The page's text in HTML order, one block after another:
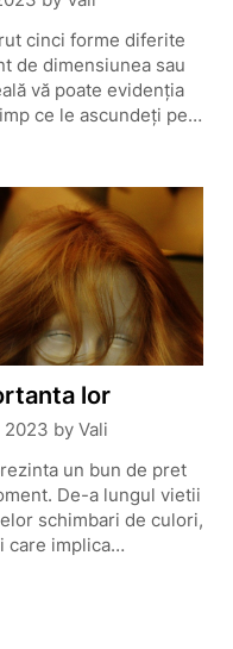
cinci forme diferite
de dimensiunea sau
vă poate evidenția
ce le ascundeți pe…
lor
2023 by Vali
un bun de pret
De-a lungul vietii
schimbari de culori,
care implica…